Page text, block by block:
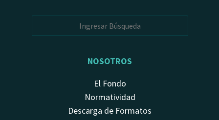
NOSOTROS
El Fondo
Normatividad
Descarga de Formatos